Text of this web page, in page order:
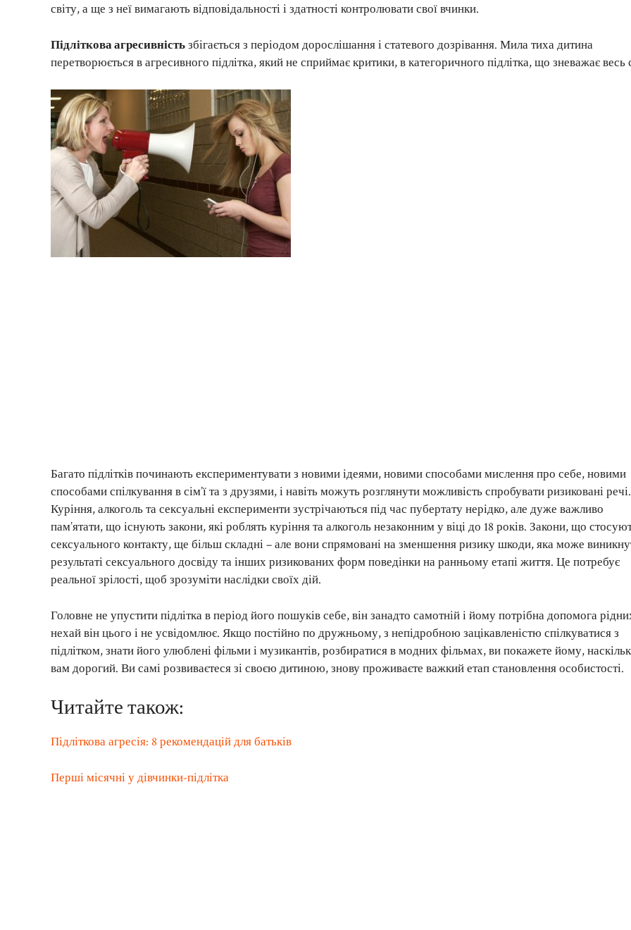
світу, а ще з неї вимагають відповідальності і здатності контролювати свої вчинки.
Підліткова агресивністьзбігається з періодом дорослішання і статевого дозрівання. Мила тиха дитина
перетворюється в агресивного підлітка, який не сприймає критики, в категоричного підлітка, що зневажає весь
Багато підлітків починають експериментувати з новими ідеями, новими способами мислення про себе, новими
способами спілкування в сім’ї та з друзями, і навіть можуть розглянути можливість спробувати ризиковані речі.
Куріння, алкоголь та сексуальні експерименти зустрічаються під час пубертату нерідко, але дуже важливо
пам’ятати, що існують закони, які роблять куріння та алкоголь незаконним у віці до 18 років. Закони, що
сексуального контакту, ще більш складні – але вони спрямовані на зменшення ризику шкоди, яка може
результаті сексуального досвіду та інших ризикованих форм поведінки на ранньому етапі життя. Це потребує
реальної зрілості, щоб зрозуміти наслідки своїх дій.
Головне не упустити підлітка в період його пошуків себе, він занадто самотній і йому потрібна допомога
нехай він цього і не усвідомлює. Якщо постійно по дружньому, з непідробною зацікавленістю спілкуватися з
підлітком, знати його улюблені фільми і музикантів, розбиратися в модних фільмах, ви покажете йому,
вам дорогий. Ви самі розвиваєтеся зі своєю дитиною, знову проживаєте важкий етап становлення особистості.
Читайте також:
Підліткова агресія: 8 рекомендацій для батьків
Перші місячні у дівчинки-підлітка